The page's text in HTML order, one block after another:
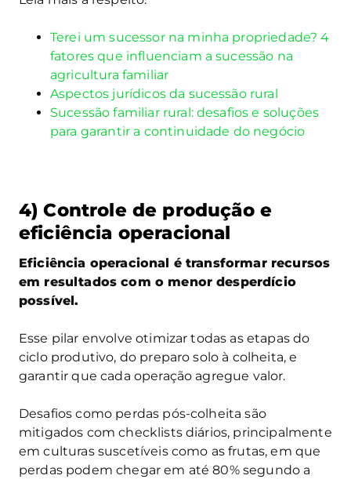
Terei um sucessor na minha propriedade? 4
fatores que influenciam a sucessão na
agricultura familiar
Aspectos jurídicos da sucessão rural
Sucessão familiar rural: desafios e soluções
para garantir a continuidade do negócio
4) Controle de produção e
eficiência operacional
Eficiência operacional é transformar recursos
em resultados com o menor desperdício
possível.
Esse pilar envolve otimizar todas as etapas do
ciclo produtivo, do preparo solo à colheita, e
garantir que cada operação agregue valor.
Desafios como perdas pós-colheita são
mitigados com checklists diários, principalmente
em culturas suscetíveis como as frutas, em que
perdas podem chegar em até 80% segundo a